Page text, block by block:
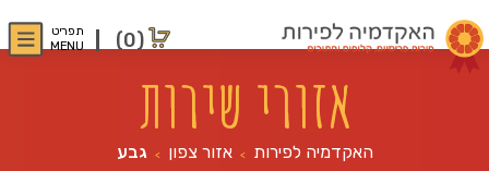
(0)
תפריט
MENU
אזורי שירות
האקדמיה לפירות > אזור צפון > גבע